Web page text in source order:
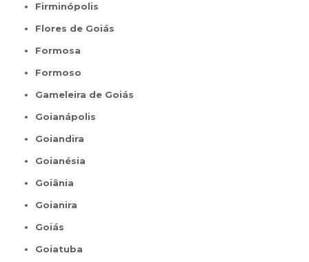
Firminópolis
Flores de Goiás
Formosa
Formoso
Gameleira de Goiás
Goianápolis
Goiandira
Goianésia
Goiânia
Goianira
Goiás
Goiatuba